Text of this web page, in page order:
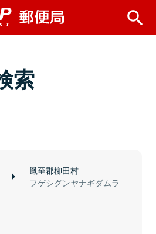
索
鳳至郡柳田村
フゲシグンヤナギダムラ